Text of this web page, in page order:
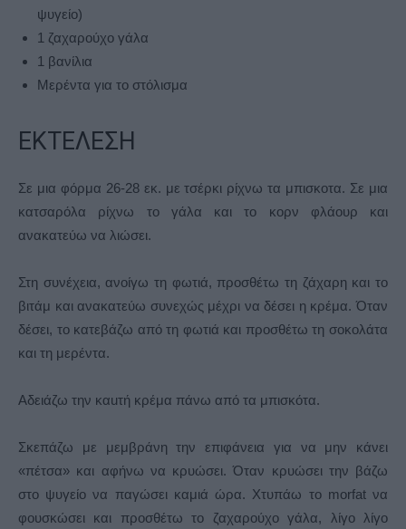
ψυγείο)
1 ζαχαρούχο γάλα
1 βανίλια
Μερέντα για το στόλισμα
ΕΚΤΕΛΕΣΗ
Σε μια φόρμα 26-28 εκ. με τσέρκι ρίχνω τα μπισκοτα. Σε μια
κατσαρόλα ρίχνω το γάλα και το κορν φλάουρ και
ανακατεύω να λιώσει.
Στη συνέχεια, ανοίγω τη φωτιά, προσθέτω τη ζάχαρη και το
βιτάμ και ανακατεύω συνεχώς μέχρι να δέσει η κρέμα. Όταν
δέσει, το κατεβάζω από τη φωτιά και προσθέτω τη σοκολάτα
και τη μερέντα.
Αδειάζω την καuτή κρέμα πάνω από τα μπισκότα.
Σκεπάζω με μεμβράνη την επιφάνεια για να μην κάνει
«πέτσα» και αφήνω να κρυώσει. Όταν κρυώσει την βάζω
στο ψυγείο να παγώσει καμιά ώρα. Χτυπάω το morfat να
φουσκώσει και προσθέτω το ζαχαρούχο γάλα, λίγο λίγο